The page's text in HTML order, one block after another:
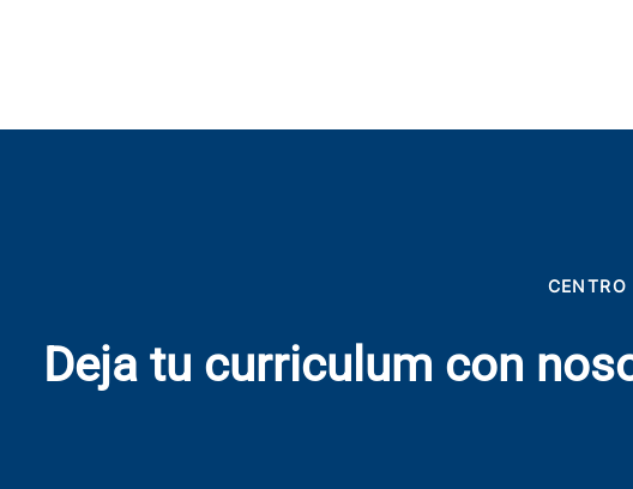
Deja tu curriculum con